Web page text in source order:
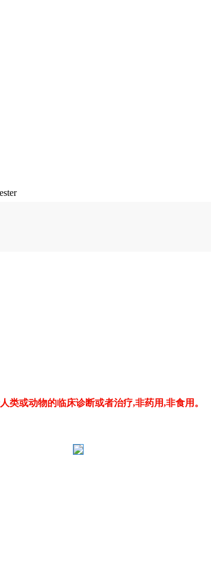
或动物的临床诊断或者治疗,非药用,非食用。